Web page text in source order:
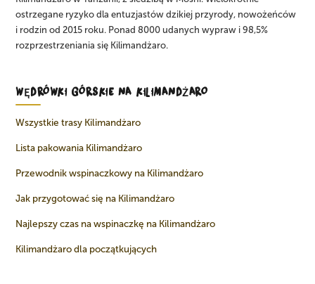
ostrzegane ryzyko dla entuzjastów dzikiej przyrody, nowożeńców
i rodzin od 2015 roku. Ponad 8000 udanych wypraw i 98,5%
rozprzestrzeniania się Kilimandżaro.
WĘDRÓWKI GÓRSKIE NA KILIMANDŻARO
Wszystkie trasy Kilimandżaro
Lista pakowania Kilimandżaro
Przewodnik wspinaczkowy na Kilimandżaro
Jak przygotować się na Kilimandżaro
Najlepszy czas na wspinaczkę na Kilimandżaro
Kilimandżaro dla początkujących